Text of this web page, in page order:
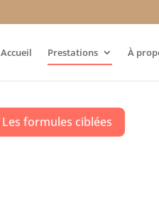
Accueil Prestations À
Les formules ciblées